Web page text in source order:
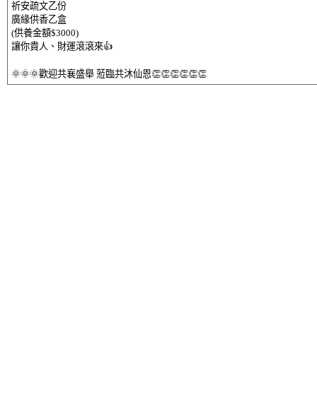
祈安疏文乙份
廣緣供香乙盒
(供養金額$3000)
讓你貴人、財運滾滾來👍
🌞🌞🌞歡迎共襄盛舉 蒞臨共沐仙恩👏👏👏👏👏👏